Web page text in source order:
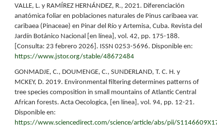
VALLE, L. y RAMÍREZ HERNÁNDEZ, R., 2021. Diferenciación
anatómica foliar en poblaciones naturales de Pinus caribaea var.
caribaea (Pinaceae) en Pinar del Río y Artemisa, Cuba. Revista del
Jardín Botánico Nacional [en línea], vol. 42, pp. 175-188.
[Consulta: 23 febrero 2026]. ISSN 0253-5696. Disponible en:
https://www.jstor.org/stable/48672484
GONMADJE, C., DOUMENGE, C., SUNDERLAND, T. C. H. y
MCKEY, D. 2019. Environmental filtering determines patterns of
tree species composition in small mountains of Atlantic Central
African forests. Acta Oecologica, [en línea], vol. 94, pp. 12-21.
Disponible en:
https://www.sciencedirect.com/science/article/abs/pii/